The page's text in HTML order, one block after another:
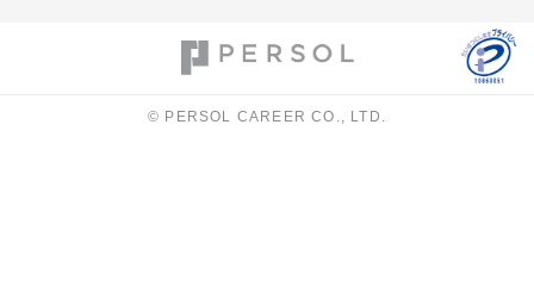
© PERSOL CAREER CO., LTD.